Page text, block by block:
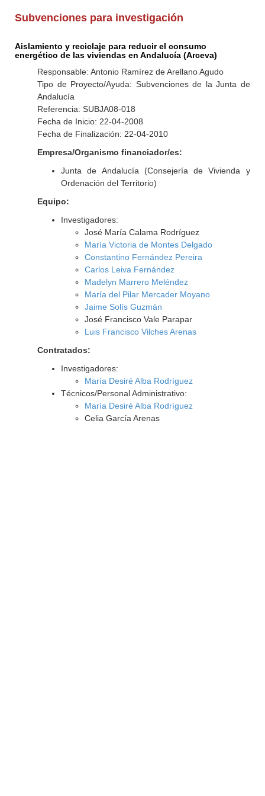
Subvenciones para investigación
Aislamiento y reciclaje para reducir el consumo
energético de las viviendas en Andalucía (Arceva)
Responsable: Antonio Ramírez de Arellano Agudo
Tipo de Proyecto/Ayuda: Subvenciones de la Junta de
Andalucía
Referencia: SUBJA08-018
Fecha de Inicio: 22-04-2008
Fecha de Finalización: 22-04-2010
Empresa/Organismo financiador/es:
Junta de Andalucía (Consejería de Vivienda y
Ordenación del Territorio)
Equipo:
Investigadores:
José María Calama Rodríguez
María Victoria de Montes Delgado
Constantino Fernández Pereira
Carlos Leiva Fernández
Madelyn Marrero Meléndez
María del Pilar Mercader Moyano
Jaime Solís Guzmán
José Francisco Vale Parapar
Luis Francisco Vilches Arenas
Contratados:
Investigadores:
María Desiré Alba Rodríguez
Técnicos/Personal Administrativo:
María Desiré Alba Rodríguez
Celia García Arenas